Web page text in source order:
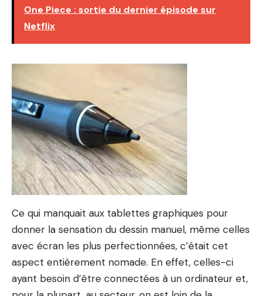
One Piece : sortie du dernier épisode sur
Netflix
Ce qui manquait aux tablettes graphiques pour
donner la sensation du dessin manuel, même celles
avec écran les plus perfectionnées, c’était cet
aspect entièrement nomade. En effet, celles-ci
ayant besoin d’être connectées à un ordinateur et,